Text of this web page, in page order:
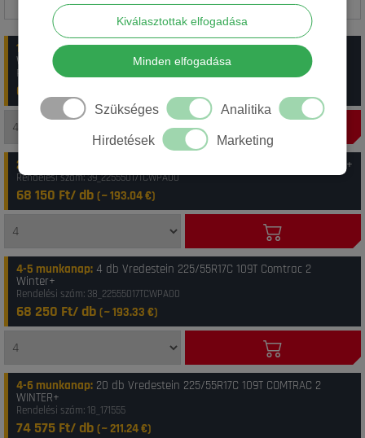
1-4 munkanap:20 db Vredestein 225/55R 17C 109/107T COMTRAC2
WI+
Rendelési szám: 41_8714692362002
64 650 Ft/ db
2-3 munkanap 4 db Vredestein 225/55R17C 109T Comtrac 2 Winter+
Rendelési szám: 39_22555017TCWPA00
68 150 Ft/ db (~193.04€)
4-5 munkanap: 4 db Vredestein 225/55R17C 109T Comtrac 2
Winter+
Rendelési szám: 38_22555017TCWPA00
68 250 Ft/ db (~193.33 €)
4-6 munkanap: 20 db Vredestein 225/55R17C 109T COMTRAC 2
WINTER+
Rendelési szám: 18_171555
74 575 Ft/ db (~211.24€)
Kiválasztottak elfogadása
Minden elfogadása
Szükséges Analitika
Hirdetések Marketing